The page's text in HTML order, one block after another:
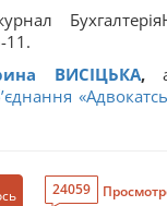
11.
ВИСІЦЬКА,
24059